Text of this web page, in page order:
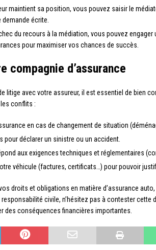
maintient sa position, vous pouvez saisir le
écrite.
du recours à la médiation, vous pouvez
pour maximiser vos chances de succès.
d’assurance
litige avec votre assureur, il est essentiel de bien
conflits :
en cas de changement de situation
pour déclarer un sinistre ou un accident.
aux exigences techniques et réglementaires
véhicule (factures, certificats…) pour pouvoir
droits et obligations en matière d’assurance
civile, n’hésitez pas à contester
des conséquences financières importantes.